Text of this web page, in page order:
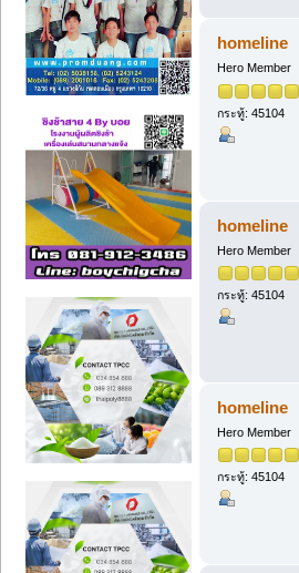
homeline
Hero Member
กระทู้: 45104
homeline
Hero Member
กระทู้: 45104
homeline
Hero Member
กระทู้: 45104